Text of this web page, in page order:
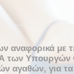
αναφορικά
των Υπουργών
αγαθών, για τα